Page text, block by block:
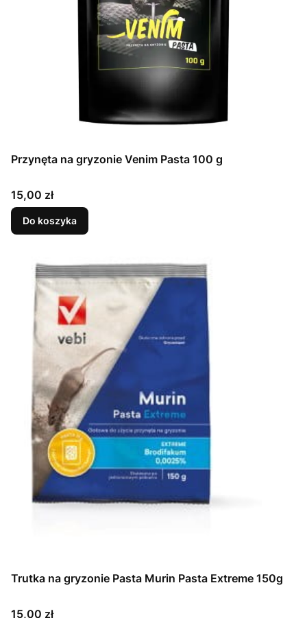
Przynęta na gryzonie Venim Pasta 100 g
Cena
15,00 zł
Do koszyka
Trutka na gryzonie Pasta Murin Pasta Extreme 150g
Cena
15,00 zł